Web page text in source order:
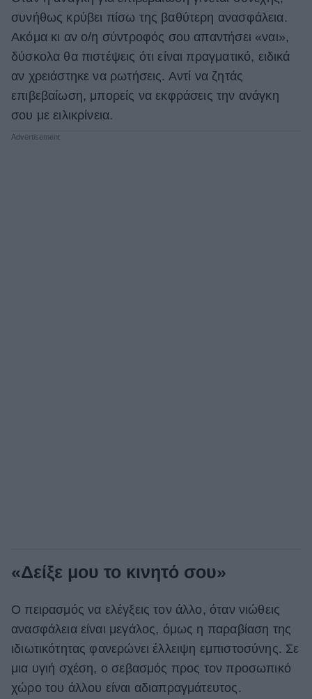
συνήθως κρύβει πίσω της βαθύτερη ανασφάλεια.
Ακόμα κι αν ο/η σύντροφός σου απαντήσει «ναι»,
δύσκολα θα πιστέψεις ότι είναι πραγματικό, ειδικά
αν χρειάστηκε να ρωτήσεις. Αντί να ζητάς
επιβεβαίωση, μπορείς να εκφράσεις την ανάγκη
σου με ειλικρίνεια.
«Δείξε μου το κινητό σου»
Ο πειρασμός να ελέγξεις τον άλλο, όταν νιώθεις
ανασφάλεια είναι μεγάλος, όμως η παραβίαση της
ιδιωτικότητας φανερώνει έλλειψη εμπιστοσύνης. Σε
μια υγιή σχέση, ο σεβασμός προς τον προσωπικό
χώρο του άλλου είναι αδιαπραγμάτευτος.